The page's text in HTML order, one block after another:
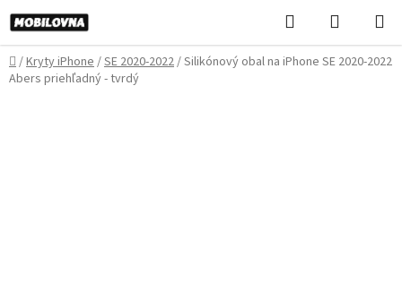
Prejsť
na
obsah
Hľadať
KOŠÍK
Domov
/Kryty iPhone/SE 2020-2022/Silikónový obal na iPhone SE 2020-2022
Abers priehľadný - tvrdý